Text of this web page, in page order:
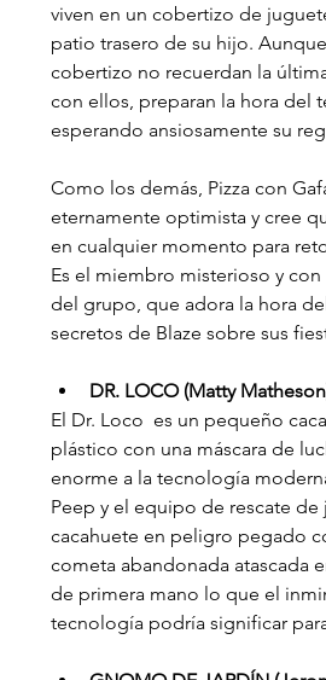
viven en un cobertizo de
patio trasero de su hijo.
cobertizo no recuerdan la
con ellos, preparan la hora del
esperando ansiosamente su
Como los demás, Pizza con
eternamente optimista y cree
en cualquier momento para
Es el miembro misterioso y
del grupo, que adora la hora
secretos de Blaze sobre sus
DR. LOCO (Matty
El Dr. Loco  es un pequeño
plástico con una máscara de
enorme a la tecnología
Peep y el equipo de rescate
cacahuete en peligro pegado
cometa abandonada atascada
de primera mano lo que el
tecnología podría significar